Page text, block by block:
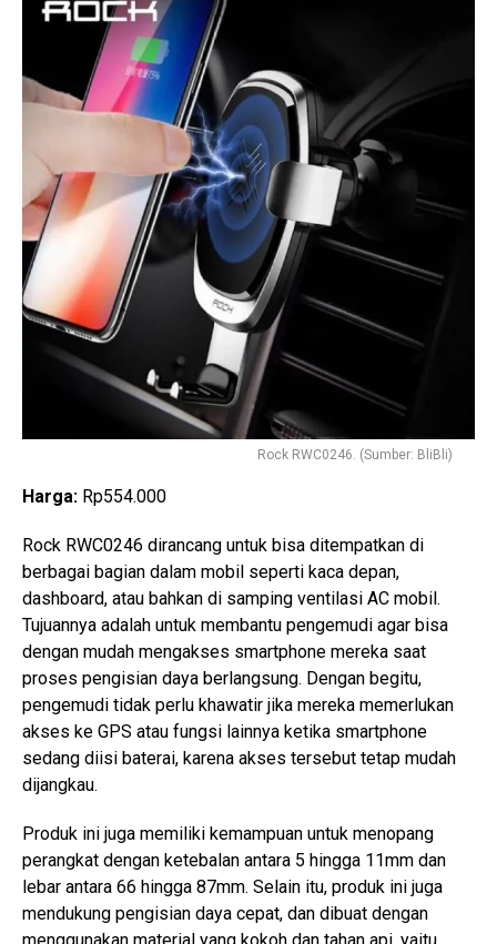
Rock RWC0246. (Sumber: BliBli)
Harga: Rp554.000
Rock RWC0246 dirancang untuk bisa ditempatkan di
berbagai bagian dalam mobil seperti kaca depan,
dashboard, atau bahkan di samping ventilasi AC mobil.
Tujuannya adalah untuk membantu pengemudi agar bisa
dengan mudah mengakses smartphone mereka saat
proses pengisian daya berlangsung. Dengan begitu,
pengemudi tidak perlu khawatir jika mereka memerlukan
akses ke GPS atau fungsi lainnya ketika smartphone
sedang diisi baterai, karena akses tersebut tetap mudah
dijangkau.
Produk ini juga memiliki kemampuan untuk menopang
perangkat dengan ketebalan antara 5 hingga 11mm dan
lebar antara 66 hingga 87mm. Selain itu, produk ini juga
mendukung pengisian daya cepat, dan dibuat dengan